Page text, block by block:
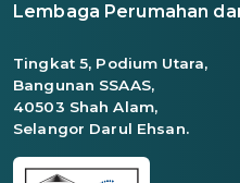
Lembaga Perumahan
Tingkat 5, Podium Utara,
Bangunan SSAAS,
40503 Shah Alam,
Selangor Darul Ehsan.